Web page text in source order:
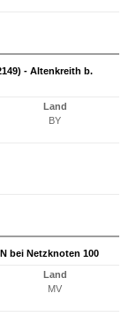
- Altenkreith b.
Land
BY
bei Netzknoten 100
Land
MV